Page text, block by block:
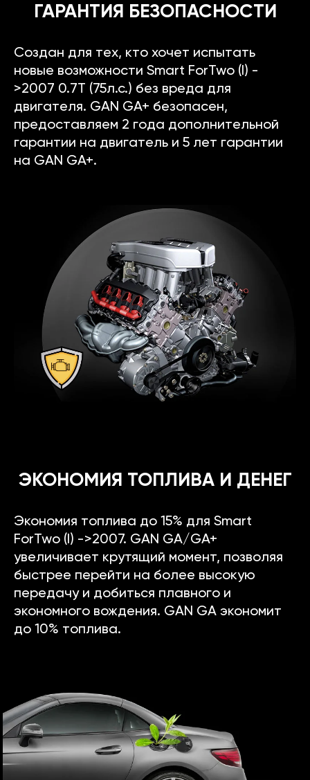
ГАРАНТИЯ БЕЗОПАСНОСТИ
Создан для тех, кто хочет испытать
новые возможности Smart ForTwo (I) -
>2007 0.7T (75л.с.) без вреда для
двигателя. GAN GA+ безопасен,
предоставляем 2 года дополнительной
гарантии на двигатель и 5 лет гарантии
на GAN GA+.
ЭКОНОМИЯ ТОПЛИВА И ДЕНЕГ
Экономия топлива до 15% для Smart
ForTwo (I) ->2007. GAN GA/GA+
увеличивает крутящий момент, позволяя
быстрее перейти на более высокую
передачу и добиться плавного и
экономного вождения. GAN GA экономит
до 10% топлива.